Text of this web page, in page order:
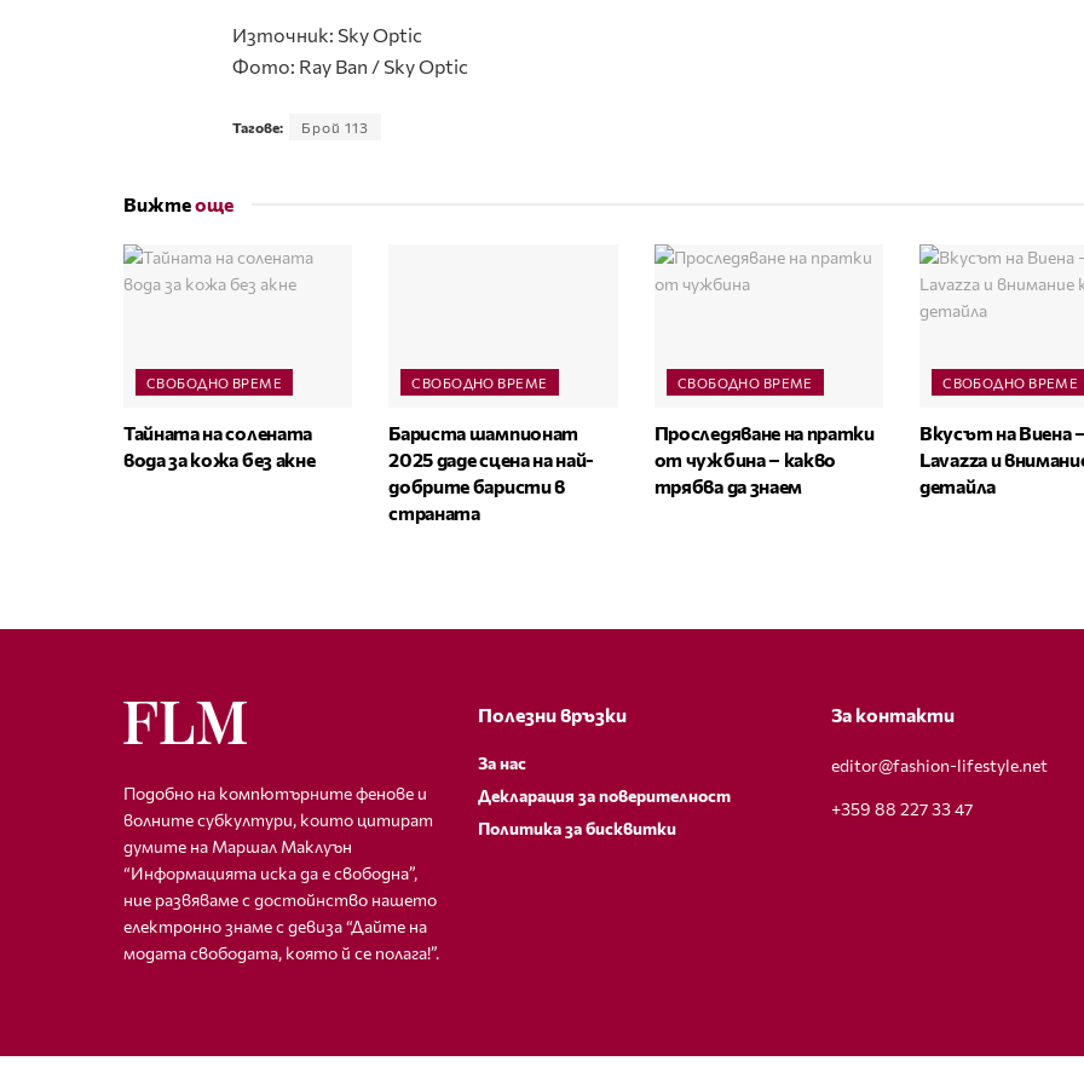
Източник: Sky Optic
Фото: Ray Ban / Sky Optic
Тагове: Брой 113
Вижтеоще
СВОБОДНО ВРЕМЕ
Тайната на солената
вода за кожа без акне
СВОБОДНО ВРЕМЕ
Бариста шампионат
2025 даде сцена на най-
добрите баристи в
страната
СВОБОДНО ВРЕМЕ
Проследяване на пратки
от чужбина – какво
трябва да знаем
СВОБОДНО ВРЕМЕ
Вкусът на Виена
Lavazza и
детайла
Подобно на компютърните фенове и
волните субкултури, които цитират
думите на Маршал Маклуън
“Информацията иска да е свободна”,
ние развяваме с достойнство нашето
електронно знаме с девиза “Дайте на
модата свободата, която й се полага!”.
Полезни връзки
За нас
Декларация за поверителност
Политика за бисквитки
За контакти
editor@fashion-lifestyle.net
+359 88 227 33 47